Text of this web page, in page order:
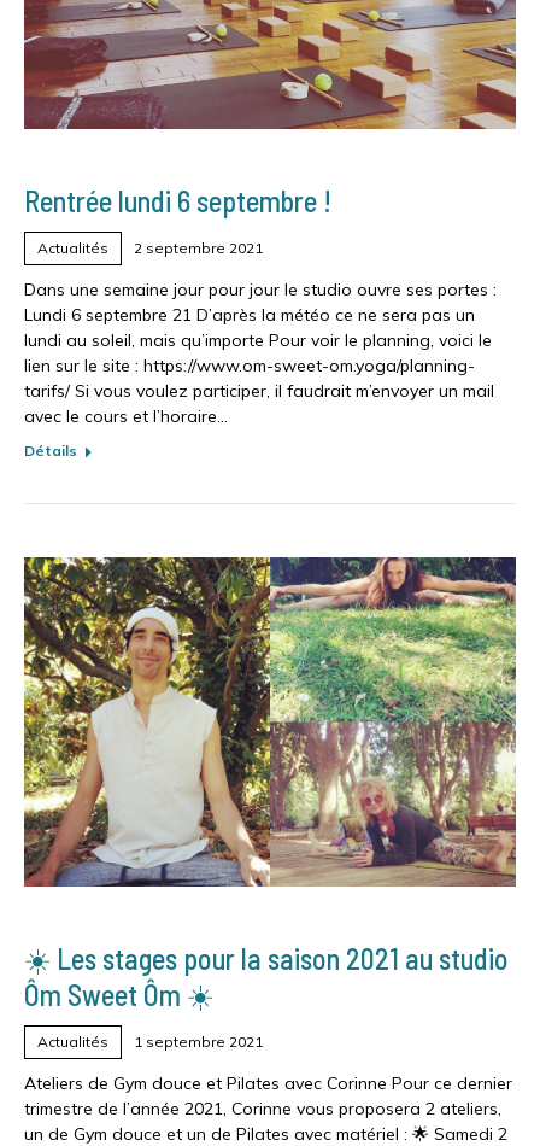
Rentrée lundi 6 septembre !
Actualités 2 septembre 2021
Dans une semaine jour pour jour le studio ouvre ses portes :
Lundi 6 septembre 21 D’après la météo ce ne sera pas un
lundi au soleil, mais qu’importe Pour voir le planning, voici le
lien sur le site : https://www.om-sweet-om.yoga/planning-
tarifs/ Si vous voulez participer, il faudrait m’envoyer un mail
avec le cours et l’horaire…
Détails
☀️ Les stages pour la saison 2021 au studio
Ôm Sweet Ôm ☀️
Actualités 1 septembre 2021
Ateliers de Gym douce et Pilates avec Corinne Pour ce dernier
trimestre de l’année 2021, Corinne vous proposera 2 ateliers,
un de Gym douce et un de Pilates avec matériel : 🌟 Samedi 2